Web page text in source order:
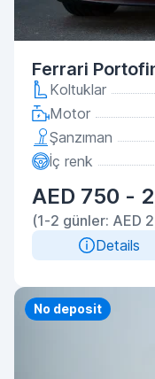
Ferrari
Koltuklar
Motor
Şanzıman
İç renk
AED 750 -
(1-2 günler: AED
Details
Priority
No deposit